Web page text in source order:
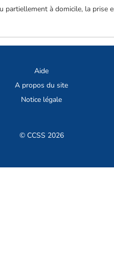
à domicile, la prise
Aide
A propos du site
Notice légale
© CCSS 2026